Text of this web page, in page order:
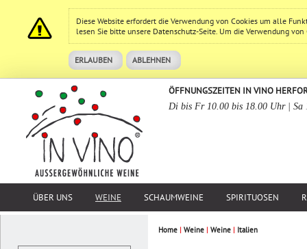
Diese Website erfordert die Verwendung von Cookies um alle
lesen Sie bitte unsere Datenschutz-Seite. Um die Verwendung
ERLAUBEN ABLEHNEN
ÖFFNUNGSZEITEN IN VINO
Di bis Fr 10.00 bis 18.00 Uhr | Sa
ÜBER UNS WEINE SCHAUMWEINE SPIRITUOSEN
Home | Weine | Weine | Italien